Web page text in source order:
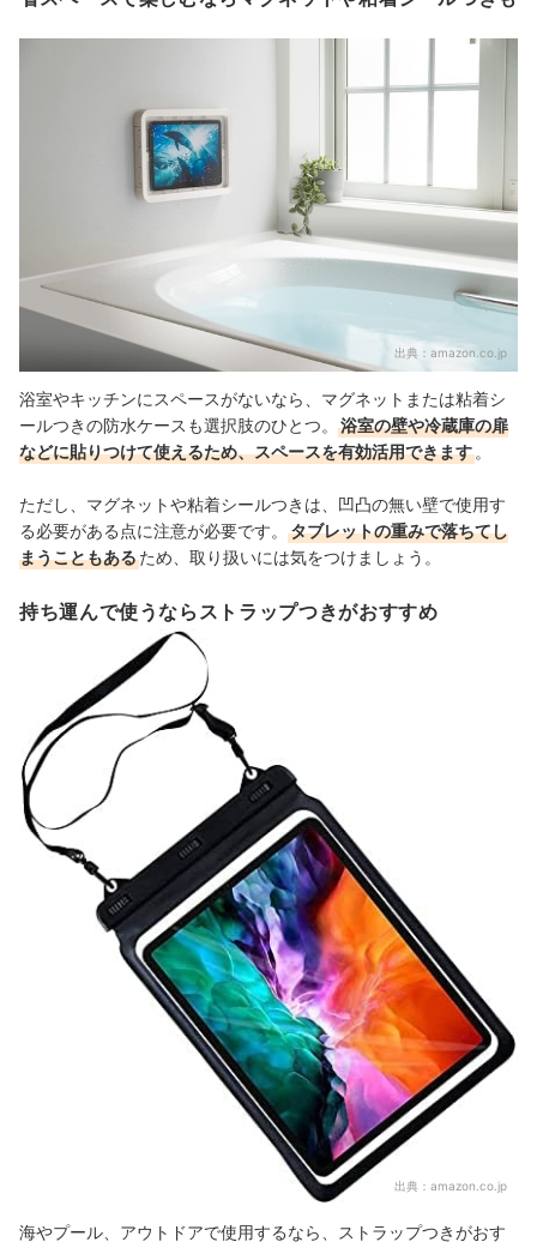
出典： amazon.co.jp
浴室やキッチンにスペースがないなら、マグネットまたは粘着シ
ールつきの防水ケースも選択肢のひとつ。
浴室の壁や冷蔵庫の扉
などに貼りつけて使えるため、スペースを有効活用できます 。
ただし、マグネットや粘着シールつきは、凹凸の無い壁で使用す
る必要がある点に注意が必要です。
タブレットの重みで落ちてし
まうこともあるため、取り扱いには気をつけましょう。
持ち運んで使うならストラップつきがおすすめ
出典： amazon.co.jp
海やプール、アウトドアで使用するなら、ストラップつきがおす